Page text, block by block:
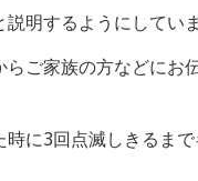
明するようにしていま
ご家族の方などに
に3回点滅しきるま